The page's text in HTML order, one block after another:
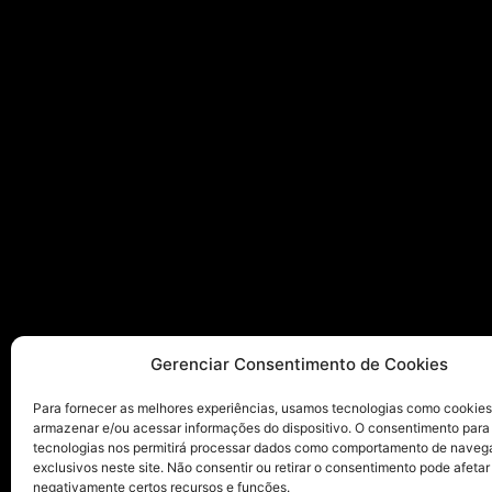
Gerenciar Consentimento de Cookies
Para fornecer as melhores experiências, usamos tecnologias como
armazenar e/ou acessar informações do dispositivo. O consentimento para
tecnologias nos permitirá processar dados como comportamento de
exclusivos neste site. Não consentir ou retirar o consentimento pode afetar
negativamente certos recursos e funções.